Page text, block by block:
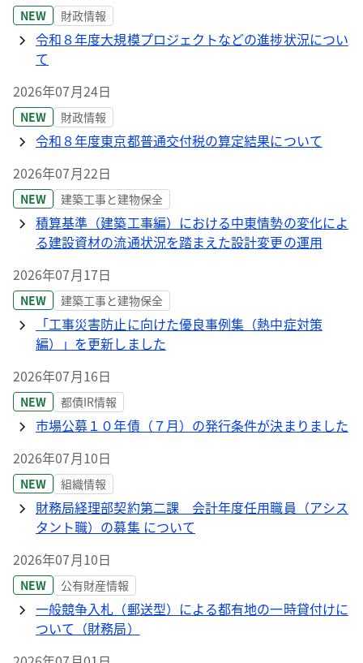
NEW 財政情報
令和８年度大規模プロジェクトなどの進捗状況につい
て
2026年07月24日
NEW 財政情報
令和８年度東京都普通交付税の算定結果について
2026年07月22日
NEW 建築工事と建物保全
積算基準（建築工事編）における中東情勢の変化によ
る建設資材の流通状況を踏まえた設計変更の運用
2026年07月17日
NEW 建築工事と建物保全
「工事災害防止に向けた優良事例集（熱中症対策
編）」を更新しました
2026年07月16日
NEW 都債IR情報
市場公募１０年債（７月）の発行条件が決まりました
2026年07月10日
NEW 組織情報
財務局経理部契約第二課 会計年度任用職員（アシス
タント職）の募集 について
2026年07月10日
NEW 公有財産情報
一般競争入札（郵送型）による都有地の一時貸付けに
ついて（財務局）